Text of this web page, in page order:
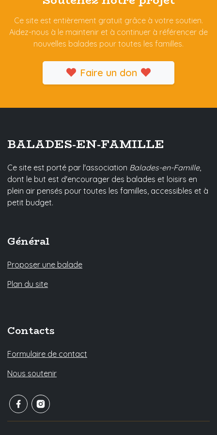
Ce site est entièrement gratuit grâce à votre soutien.
Aidez-nous à le maintenir et à continuer à référencer de
nouvelles balades pour toutes les familles.
Faire un don
BALADES-EN-FAMILLE
Ce site est porté par l'association Balades-en-Famille,
dont le but est d'encourager des balades et loisirs en
plein air pensés pour toutes les familles, accessibles et à
petit budget.
Général
Proposer une balade
Plan du site
Contacts
Formulaire de contact
Nous soutenir